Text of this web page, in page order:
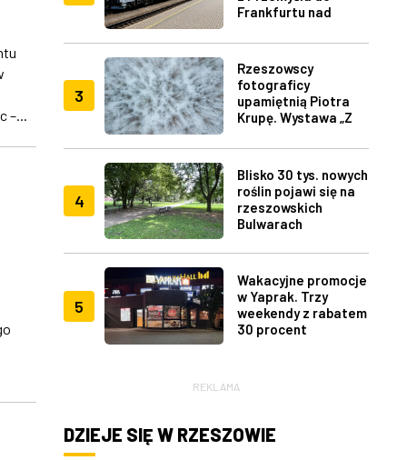
Frankfurtu nad
3
Rzeszowscy
fotograficy
upamiętnią Piotra
Krupę. Wystawa „Z
4
Blisko 30 tys. nowych
roślin pojawi się na
rzeszowskich
Bulwarach
5
Wakacyjne promocje
w Yaprak. Trzy
weekendy z rabatem
30 procent
REKLAMA
DZIEJE SIĘ W RZESZOWIE